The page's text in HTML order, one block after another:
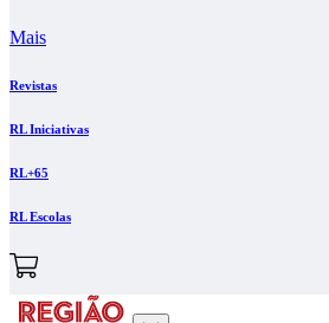
Mais
Revistas
RL Iniciativas
RL+65
RL Escolas